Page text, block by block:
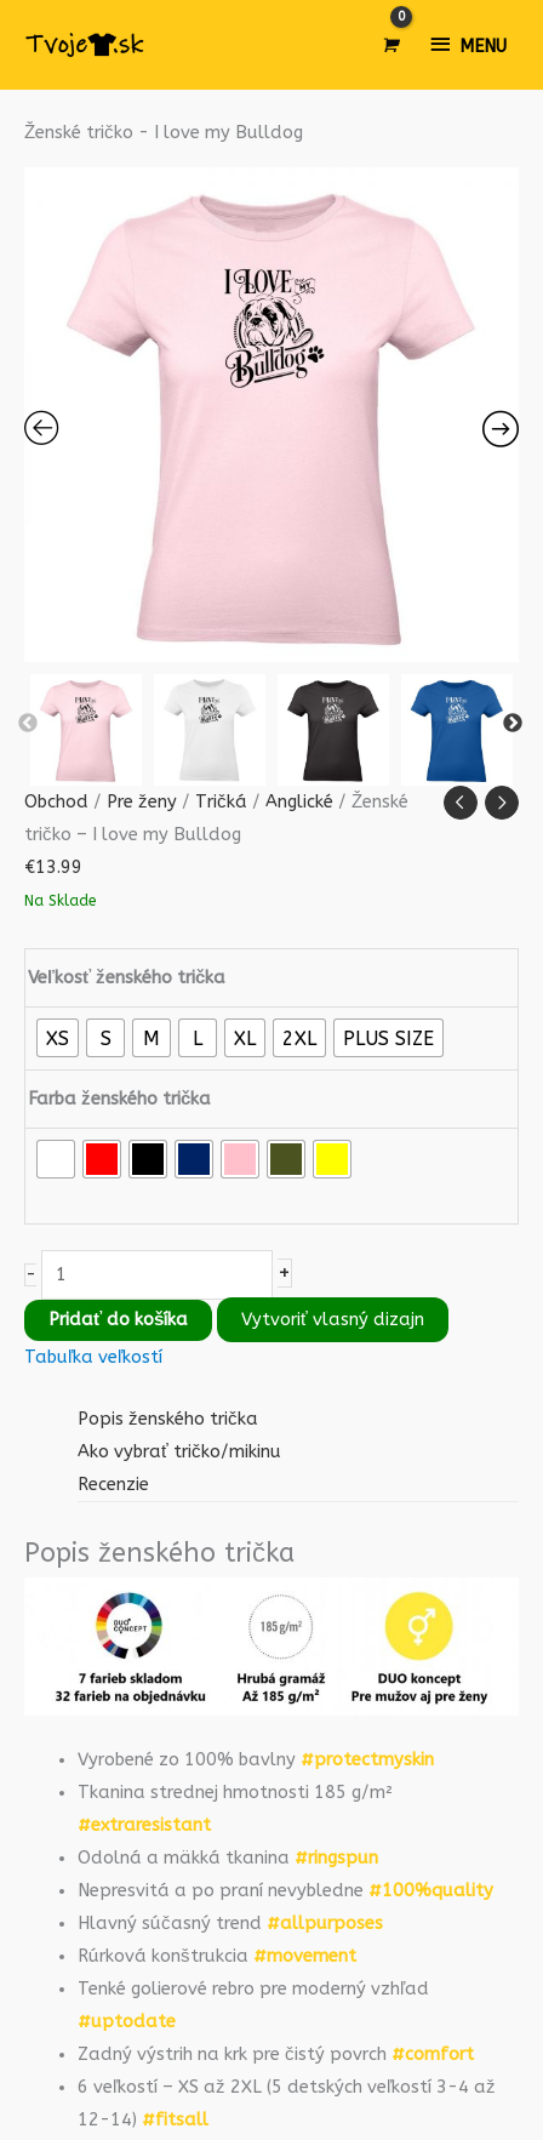
MENU
MENU
Ženské tričko - I love my Bulldog
Obchod / Pre ženy / Tričká / Anglické / Ženské
tričko – I love my Bulldog
€13.99
Na Sklade
Veľkosť ženského trička
XS S M L XL 2XL PLUS SIZE
Farba ženského trička
-
množstvo
+
Pridať do košíka
Vytvoriť vlasný dizajn
Tabuľka veľkostí
Popis ženského trička
Ako vybrať tričko/mikinu
Recenzie
Popis ženského trička
Vyrobené zo 100% bavlny #protectmyskin
Tkanina strednej hmotnosti 185 g/m²
#extraresistant
Odolná a mäkká tkanina #ringspun
Nepresvitá a po praní nevybledne #100%quality
Hlavný súčasný trend #allpurposes
Rúrková konštrukcia #movement
Tenké golierové rebro pre moderný vzhľad
#uptodate
Zadný výstrih na krk pre čistý povrch #comfort
6 veľkostí – XS až 2XL (5 detských veľkostí 3-4 až
12-14) #fitsall